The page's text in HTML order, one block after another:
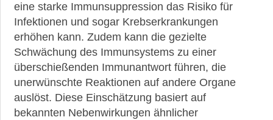
eine starke Immunsuppression das Risiko für
Infektionen und sogar Krebserkrankungen
erhöhen kann. Zudem kann die gezielte
Schwächung des Immunsystems zu einer
überschießenden Immunantwort führen, die
unerwünschte Reaktionen auf andere Organe
auslöst. Diese Einschätzung basiert auf
bekannten Nebenwirkungen ähnlicher
Heilpflanzen
und
Naturstoffe
gegen
Rheuma